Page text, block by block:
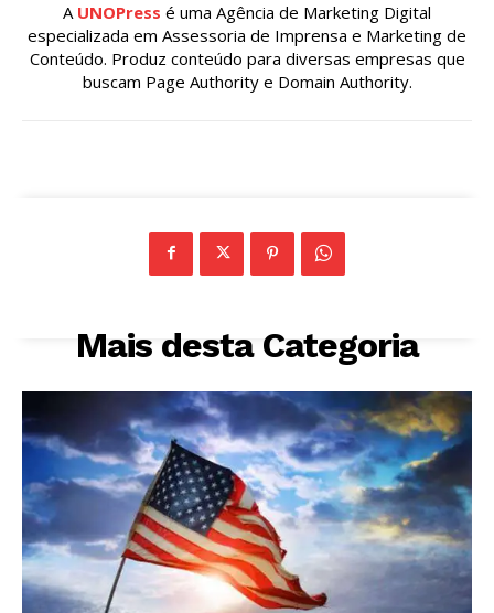
A UNOPress é uma Agência de Marketing Digital
especializada em Assessoria de Imprensa e Marketing de
Conteúdo. Produz conteúdo para diversas empresas que
buscam Page Authority e Domain Authority.
Mais desta Categoria